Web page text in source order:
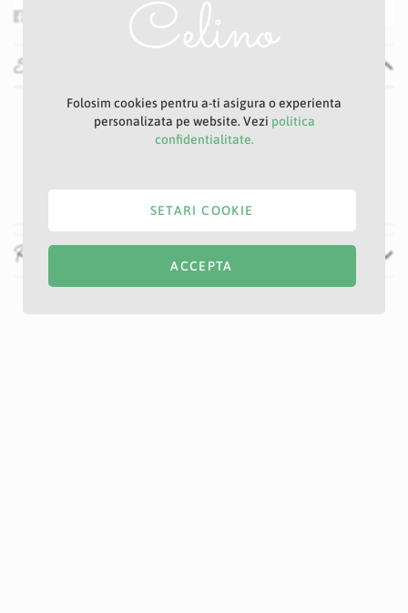
Specificatii
Specificatii
Nu
Mov
Recenzii
Folosim cookies pentru a-ti asigura o experienta
personalizata pe website. Vezi politica
confidentialitate.
ACCEPTA
SETARI COOKIE